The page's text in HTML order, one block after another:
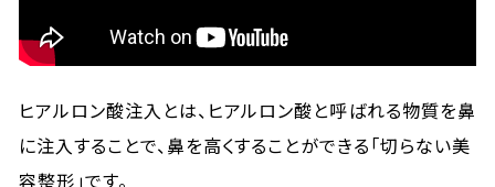
ヒアルロン酸注入とは、ヒアルロン酸と呼ばれる物質を鼻
に注入することで、鼻を高くすることができる「切らない美
容整形」です。